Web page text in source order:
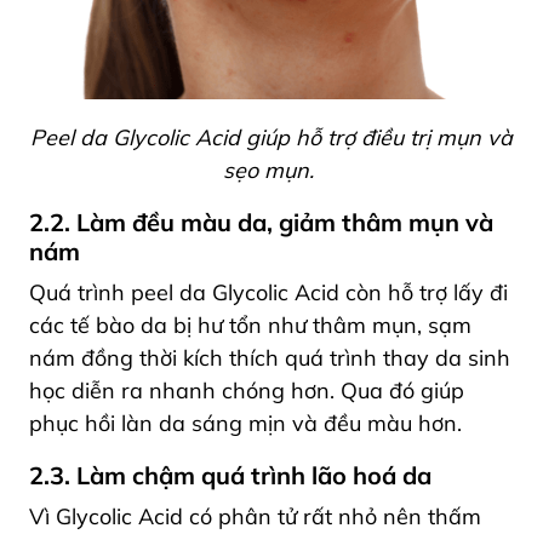
Peel da Glycolic Acid giúp hỗ trợ điều trị mụn và
sẹo mụn.
2.2. Làm đều màu da, giảm thâm mụn và
nám
Quá trình peel da Glycolic Acid còn hỗ trợ lấy đi
các tế bào da bị hư tổn như thâm mụn, sạm
nám đồng thời kích thích quá trình thay da sinh
học diễn ra nhanh chóng hơn. Qua đó giúp
phục hồi làn da sáng mịn và đều màu hơn.
2.3. Làm chậm quá trình lão hoá da
Vì Glycolic Acid có phân tử rất nhỏ nên thấm